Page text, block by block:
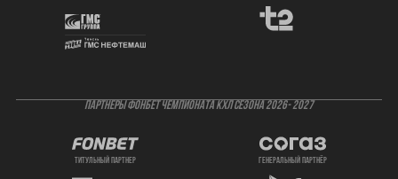
ПАРТНЕРЫ ФОНБЕТ ЧЕМПИОНАТА КХЛ СЕЗОНА 2026- 2027
титульный партнер генеральный партнёр